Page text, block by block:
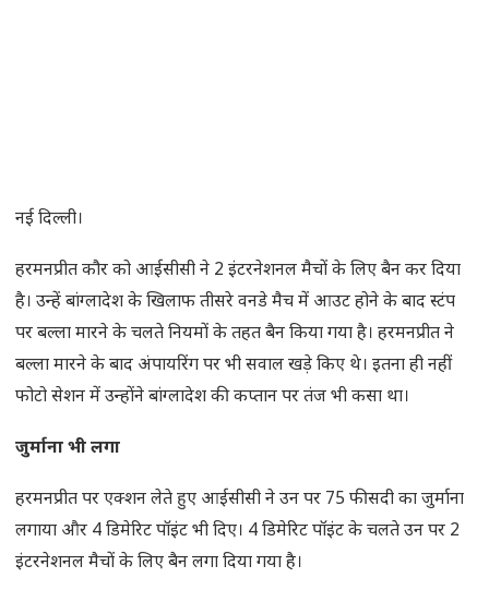
नई दिल्ली।
हरमनप्रीत कौर को आईसीसी ने 2 इंटरनेशनल मैचों के लिए बैन कर दिया
है। उन्हें बांग्लादेश के खिलाफ तीसरे वनडे मैच में आउट होने के बाद स्टंप
पर बल्ला मारने के चलते नियमों के तहत बैन किया गया है। हरमनप्रीत ने
बल्ला मारने के बाद अंपायरिंग पर भी सवाल खड़े किए थे। इतना ही नहीं
फोटो सेशन में उन्होंने बांग्लादेश की कप्तान पर तंज भी कसा था।
जुर्माना भी लगा
हरमनप्रीत पर एक्शन लेते हुए आईसीसी ने उन पर 75 फीसदी का जुर्माना
लगाया और 4 डिमेरिट पॉइंट भी दिए। 4 डिमेरिट पॉइंट के चलते उन पर 2
इंटरनेशनल मैचों के लिए बैन लगा दिया गया है।